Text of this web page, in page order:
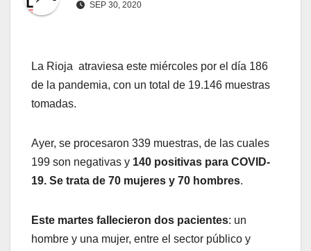
SEP 30, 2020
La Rioja atraviesa este miércoles por el día 186
de la pandemia, con un total de 19.146 muestras
tomadas.
Ayer, se procesaron 339 muestras, de las cuales
199 son negativas y 140 positivas para COVID-
19. Se trata de 70 mujeres y 70 hombres.
Este martes fallecieron dos pacientes: un
hombre y una mujer, entre el sector público y